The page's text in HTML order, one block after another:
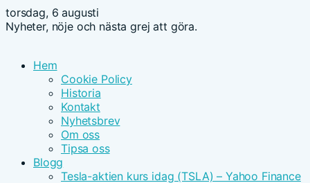
torsdag, 6 augusti
Nyheter, nöje och nästa grej att göra.
Hem
Cookie Policy
Historia
Kontakt
Nyhetsbrev
Om oss
Tipsa oss
Blogg
Tesla-aktien kurs idag (TSLA) – Yahoo Finance